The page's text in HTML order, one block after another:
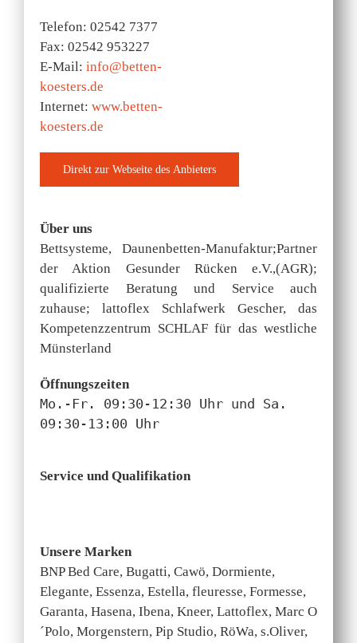
Telefon: 02542 7377
Fax: 02542 953227
E-Mail: info@betten-
koesters.de
Internet: www.betten-
koesters.de
Über uns
Bettsysteme, Daunenbetten-Manufaktur;Partner
der Aktion Gesunder Rücken e.V.,(AGR);
qualifizierte Beratung und Service auch
zuhause; lattoflex Schlafwerk Gescher, das
Kompetenzzentrum SCHLAF für das westliche
Münsterland
Öffnungszeiten
Mo.-Fr. 09:30-12:30 Uhr und Sa.
09:30-13:00 Uhr
Service und Qualifikation
Unsere Marken
BNP Bed Care, Bugatti, Cawö, Dormiente,
Elegante, Essenza, Estella, fleuresse, Formesse,
Garanta, Hasena, Ibena, Kneer, Lattoflex, Marc O
´Polo, Morgenstern, Pip Studio, RöWa, s.Oliver,